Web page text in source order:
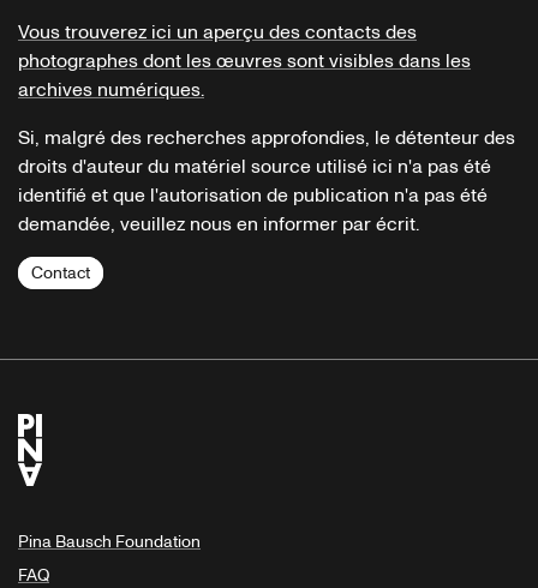
Vous trouverez ici un aperçu des contacts des
photographes dont les œuvres sont visibles dans les
archives numériques.
Si, malgré des recherches approfondies, le détenteur des
droits d'auteur du matériel source utilisé ici n'a pas été
identifié et que l'autorisation de publication n'a pas été
demandée, veuillez nous en informer par écrit.
Contact
Pina Bausch Foundation
FAQ